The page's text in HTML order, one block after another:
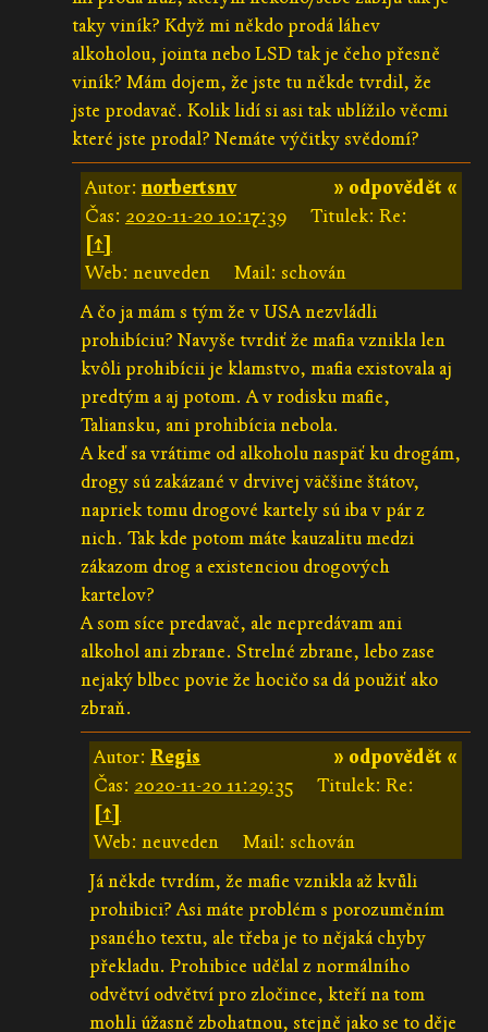
taky viník? Když mi někdo prodá láhev
alkoholou, jointa nebo LSD tak je čeho přesně
viník? Mám dojem, že jste tu někde tvrdil, že
jste prodavač. Kolik lidí si asi tak ublížilo věcmi
které jste prodal? Nemáte výčitky svědomí?
» odpovědět «
Autor:norbertsnv
Čas: 2020-11-20 10:17:39
Titulek: Re:
[↑]
Web: neuveden
Mail: schován
A čo ja mám s tým že v USA nezvládli
prohibíciu? Navyše tvrdiť že mafia vznikla len
kvôli prohibícii je klamstvo, mafia existovala aj
predtým a aj potom. A v rodisku mafie,
Taliansku, ani prohibícia nebola.
A keď sa vrátime od alkoholu naspäť ku drogám,
drogy sú zakázané v drvivej väčšine štátov,
napriek tomu drogové kartely sú iba v pár z
nich. Tak kde potom máte kauzalitu medzi
zákazom drog a existenciou drogových
kartelov?
A som síce predavač, ale nepredávam ani
alkohol ani zbrane. Strelné zbrane, lebo zase
nejaký blbec povie že hocičo sa dá použiť ako
zbraň.
» odpovědět «
Autor:Regis
Čas: 2020-11-20 11:29:35
Titulek: Re:
[↑]
Web: neuveden
Mail: schován
Já někde tvrdím, že mafie vznikla až kvůli
prohibici? Asi máte problém s porozuměním
psaného textu, ale třeba je to nějaká chyby
překladu. Prohibice udělal z normálního
odvětví odvětví pro zločince, kteří na tom
mohli úžasně zbohatnou, stejně jako se to děje